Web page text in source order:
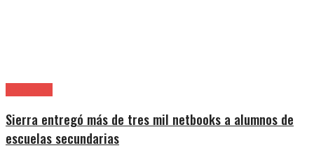
Sierra entregó más de tres mil netbooks a alumnos de
escuelas secundarias